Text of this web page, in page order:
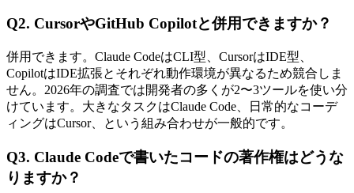
Q2. CursorやGitHub Copilotと併用できますか？
併用できます。Claude CodeはCLI型、CursorはIDE型、
CopilotはIDE拡張とそれぞれ動作環境が異なるため競合しま
せん。2026年の調査では開発者の多くが2〜3ツールを使い分
けています。大きなタスクはClaude Code、日常的なコーデ
ィングはCursor、という組み合わせが一般的です。
Q3. Claude Codeで書いたコードの著作権はどうな
りますか？